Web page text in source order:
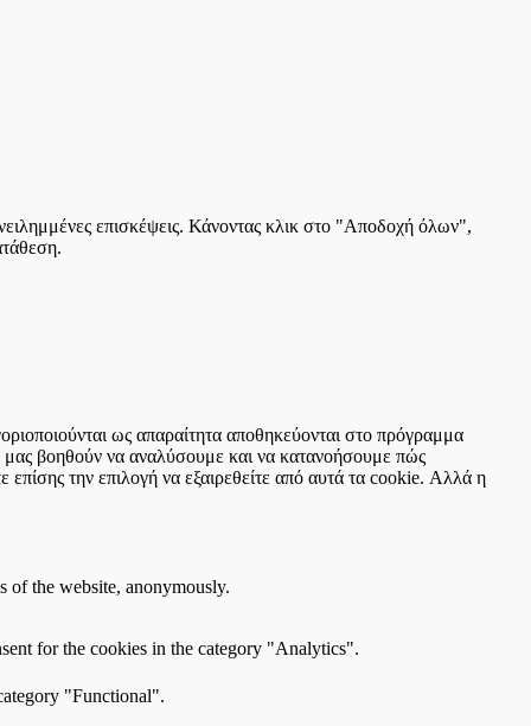
επισκέψεις. Κάνοντας κλικ στο "Αποδοχή όλων",
ως απαραίτητα αποθηκεύονται στο πρόγραμμα
μας βοηθούν να αναλύσουμε και να κατανοήσουμε πώς
την επιλογή να εξαιρεθείτε από αυτά τα cookie. Αλλά η
of the website, anonymously.
for the cookies in the category "Analytics".
"Functional".